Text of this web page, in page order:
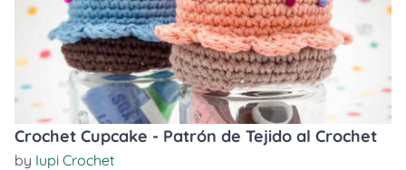
Crochet Cupcake - Patrón de Tejido al Crochet
by Iupi Crochet